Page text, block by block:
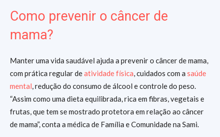
Como prevenir o câncer de
mama?
Manter uma vida saudável ajuda a prevenir o câncer de mama,
com prática regular deatividade física, cuidados com a saúde
mental, redução do consumo de álcool e controle do peso.
“Assim como uma dieta equilibrada, rica em fibras, vegetais e
frutas, que tem se mostrado protetora em relação ao câncer
de mama”, conta a médica de Família e Comunidade na Sami.